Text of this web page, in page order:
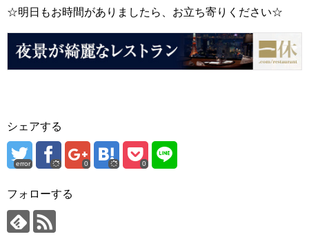
☆明日もお時間がありましたら、お立ち寄りください☆
シェアする
error 0 0
フォローする